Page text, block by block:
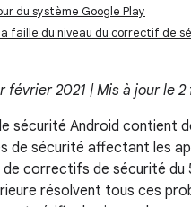
du système Google Play
faille du niveau du correctif de
février 2021 | Mis à jour le 2
sécurité Android contient
de sécurité affectant les
de correctifs de sécurité du
résolvent tous ces